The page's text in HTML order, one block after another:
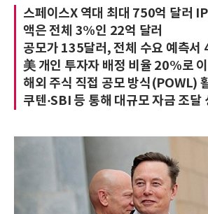
스페이스X 역대 최대 750억 달러
액은 전체 3%인 22억 달러
공모가 135달러, 전체 수요 예측
美 개인 투자자 배정 비율 20%로
해외 주식 직접 공모 방식(POWL)
쿠텐·SBI 등 통해 대규모 자금 조달